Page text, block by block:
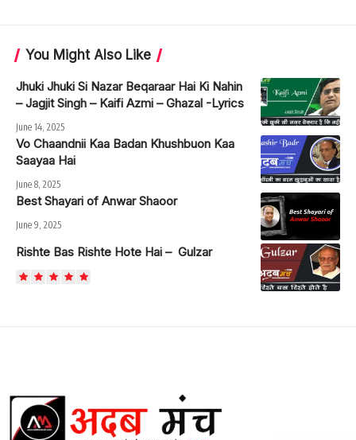
You Might Also Like
Jhuki Jhuki Si Nazar Beqaraar Hai Ki Nahin
– Jagjit Singh – Kaifi Azmi – Ghazal -Lyrics
June 14, 2025
Vo Chaandnii Kaa Badan Khushbuon Kaa
Saayaa Hai
June 8, 2025
Best Shayari of Anwar Shaoor
June 9, 2025
Rishte Bas Rishte Hote Hai – Gulzar